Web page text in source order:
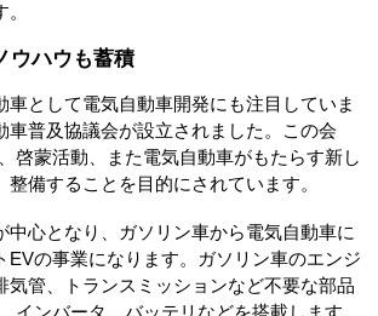
ウハウも蓄積
車として電気自動車開発にも注目していま
車普及協議会が設立されました。この会
啓蒙活動、また電気自動車がもたらす新し
整備することを目的にされています。
中心となり、ガソリン車から電気自動車に
EVの事業になります。ガソリン車のエンジ
気管、トランスミッションなど不要な部品